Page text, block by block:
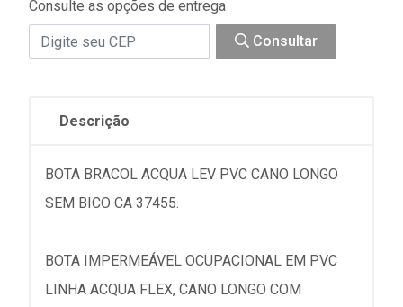
Consulte as opções de entrega
Consultar
Descrição
BOTA BRACOL ACQUA LEV PVC CANO LONGO
SEM BICO CA 37455.
BOTA IMPERMEÁVEL OCUPACIONAL EM PVC
LINHA ACQUA FLEX, CANO LONGO COM